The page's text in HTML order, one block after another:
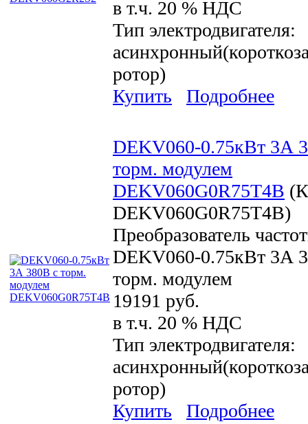
в т.ч. 20 % НДС
Тип электродвигателя:
ротор)
Купить
Подробнее
DEKV060-0.75кВт 3А
торм. модулем
DEKV060G0R75T4B
DEKV060G0R75T4B)
Преобразователь
DEKV060-0.75кВт 3А
торм. модулем
19191 руб.
в т.ч. 20 % НДС
Тип электродвигателя:
ротор)
Купить
Подробнее